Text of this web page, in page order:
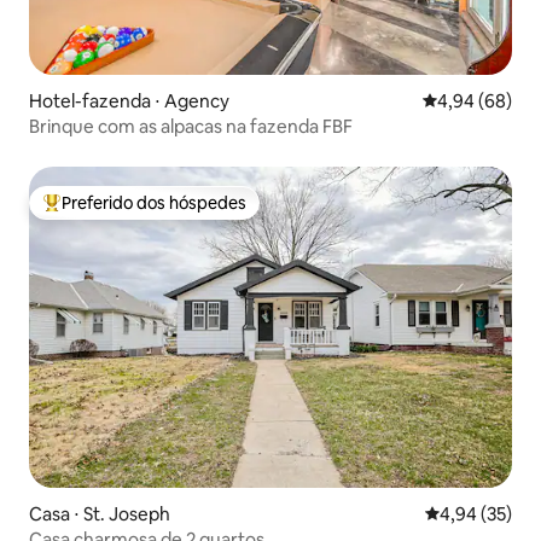
Hotel-fazenda ⋅ Agency 4,94 de uma
4,94 (68)
Brinque com as alpacas na fazenda FBF
Entre os melhores preferidos dos hóspedes
Preferido dos hóspedes
Casa ⋅ St. Joseph 4,94 de uma
4,94 (35)